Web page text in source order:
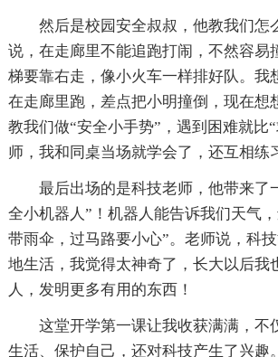
然后是校园安全叔叔，他教我们怎
说，在走廊里不能追跑打闹，不然容易
梯要靠右走，像小火车一样排好队。我
在走廊里跑，差点把小明撞倒，现在想
教我们做“安全小手势”，遇到困难就比
师，我和同桌当场就学会了，还互相练
最后出场的是科技老师，他带来了
全小机器人”！机器人能告诉我们天气
带雨伞，过马路要小心”。老师说，科
地生活，我觉得太神奇了，长大以后我
人，发明更多有用的东西！
这堂开学第一课让我收获满满，不
生活、保护自己，还对科技产生了兴趣